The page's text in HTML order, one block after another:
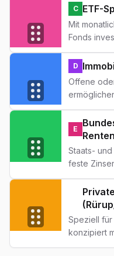
aber
C ETF-
Mit
Fonds
über 15+
Viele
Sparpläne
D
Offene
längeren
E
Staats-
feste
Aktuelle
geeignet,
Speziell
konzipiert